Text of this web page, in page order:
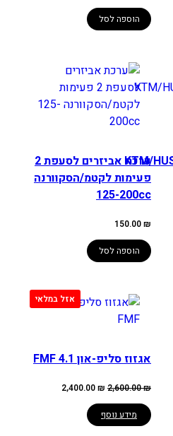
הוספה לסל
KTM/
ערכת אביזרים לסעפת 2
פעימות לקטמ/הסקוורנה
125-200cc
150.00₪
הוספה לסל
אגזוז סליפ-און 4.1 FMF
2,600.00₪ המחיר
היה:
2,600.00 ₪.
2,400.00₪
מידע נוסף